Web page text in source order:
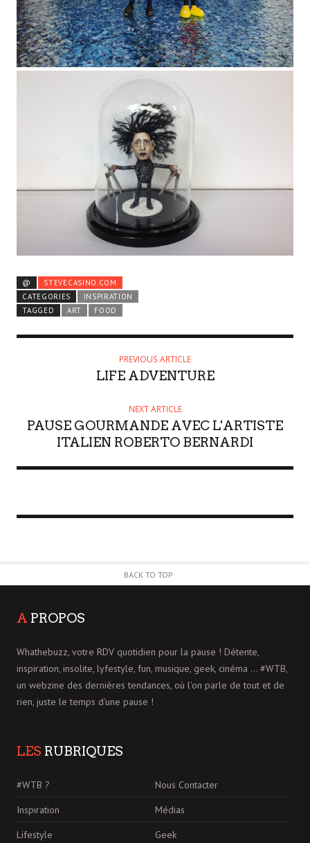
@
STEVECASINO.COM
CATEGORIES
INSPIRATION
TAGGED
ART FOOD
PREVIOUS ARTICLE
LIFE ADVENTURE
NEXT ARTICLE
PAUSE GOURMANDE AVEC L'ARTISTE
ITALIEN ROBERTO BERNARDI
BACK TO TOP
A PROPOS
Whathebuzz, votre RDV quotidien pour la pause ! Détente,
inspiration, insolite, lyfestyle, fun, musique, geek, cinéma ... #WTB,
un webzine des dernières tendances, où l'on parle de tout et de
rien, juste le temps d'une pause !
LES RUBRIQUES
#WTB ?
Nous Contacter
Inspiration
Médias
Lifestyle
Geek